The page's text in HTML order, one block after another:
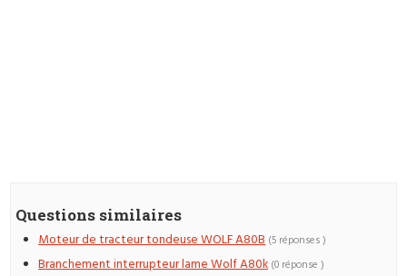
Questions similaires
Moteur de tracteur tondeuse WOLF A80B (5 réponses )
Branchement interrupteur lame Wolf A80k (0 réponse )